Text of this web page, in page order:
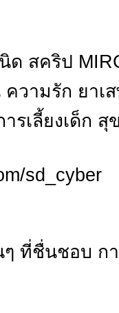
สคริป
ความรัก ยา
รเลี้ยงเด็ก
sd_cyber
ๆ ที่ชื่นชอบ ก